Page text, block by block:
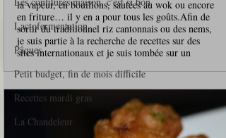
Lactofermentation
Pâques
Petit budget, fin de mois difficile
Recettes mardi gras
La Chandeleur
la vapeur, en bouillons, sautées au wok ou encore
en friture… il y en a pour tous les goûts.Afin de
sortir du traditionnel riz cantonnais ou des nems,
je suis partie à la recherche de recettes sur des
sites internationaux et je suis tombée sur un